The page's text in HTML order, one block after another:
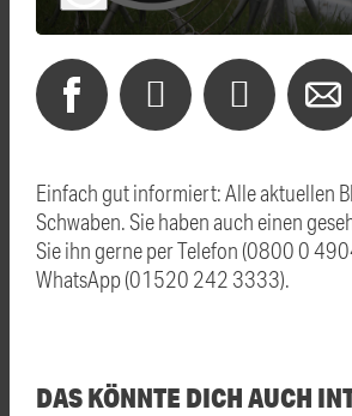
Einfach gut informiert: Alle aktuellen
Schwaben. Sie haben auch einen
Sie ihn gerne per Telefon (0800 0
WhatsApp (01520 242 3333).
DAS KÖNNTE DICH AUCH